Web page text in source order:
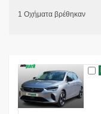
1 Οχήματα βρέθηκαν